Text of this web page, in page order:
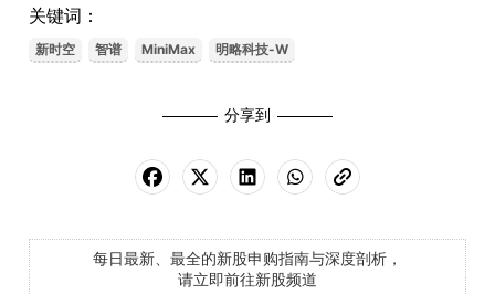
关键词：
新时空 智谱 MiniMax 明略科技-W
分享到
每日最新、最全的新股申购指南与深度剖析，
请立即前往新股频道